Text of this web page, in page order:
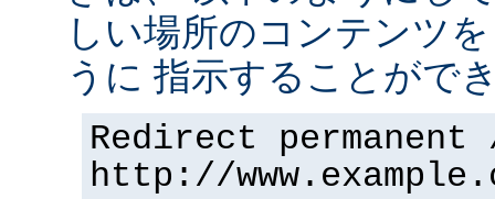
しい場所のコンテンツ
うに 指示することがで
Redirect
http://